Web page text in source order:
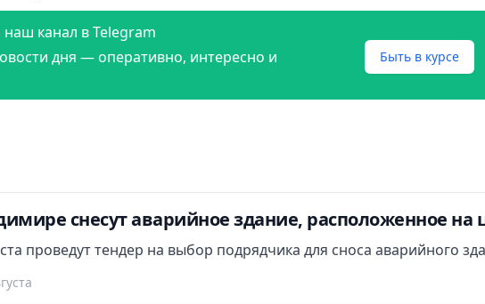
канал в Telegram
дня — оперативно, интересно и
Быть в курсе
снесут аварийное здание, расположенное на
проведут тендер на выбор подрядчика для сноса аварийного